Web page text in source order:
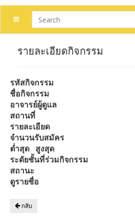
รายละเอียดกิจกรรม
รหัสกิจกรรม
ชื่อกิจกรรม
อาจารย์ผู้ดูแล
สถานที่
รายละเอียด
จำนวนรับสมัคร
ต่ำสุด สูงสุด
ระดัยชั้นที่ร่วมกิจกรรม
สถานะ
ดูรายชื่อ
กลับ